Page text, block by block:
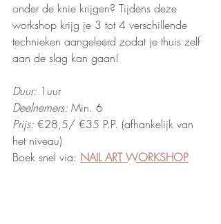
onder de knie krijgen? Tijdens deze
workshop krijg je 3 tot 4 verschillende
technieken aangeleerd zodat je thuis zelf
aan de slag kan gaan!
Duur: 1uur
Deelnemers: Min. 6
Prijs: €28,5/ €35 P.P. (afhankelijk van
het niveau)
Boek snel via: NAIL ART WORKSHOP